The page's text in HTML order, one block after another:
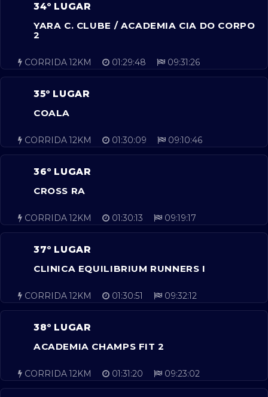
34º LUGAR
YARA C. CLUBE / ACADEMIA CIA DO CORPO
2
CORRIDA 12KM 01:29:48 09:31:26
35º LUGAR
COALA
CORRIDA 12KM 01:30:09 09:10:46
36º LUGAR
CROSS RA
CORRIDA 12KM 01:30:13 09:19:17
37º LUGAR
CLINICA EQUILIBRIUM RUNNERS I
CORRIDA 12KM 01:30:51 09:32:12
38º LUGAR
ACADEMIA CHAMPS FIT 2
CORRIDA 12KM 01:31:20 09:23:02